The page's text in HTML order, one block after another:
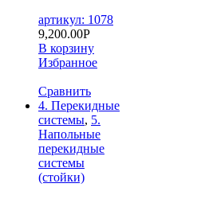
артикул: 1078
9,200.00Р
В корзину
Избранное
Сравнить
4. Перекидные
системы, 5.
Напольные
перекидные
системы
(стойки)